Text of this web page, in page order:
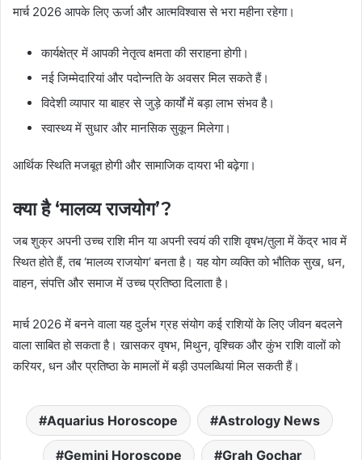
मार्च 2026 आपके लिए ऊर्जा और आत्मविश्वास से भरा महीना रहेगा।
कार्यक्षेत्र में आपकी नेतृत्व क्षमता की सराहना होगी।
नई जिम्मेदारियां और पदोन्नति के अवसर मिल सकते हैं।
विदेशी व्यापार या बाहर से जुड़े कार्यों में बड़ा लाभ संभव है।
स्वास्थ्य में सुधार और मानसिक सुकून मिलेगा।
आर्थिक स्थिति मजबूत होगी और सामाजिक दायरा भी बढ़ेगा।
क्या है ‘मालव्य राजयोग’?
जब शुक्र अपनी उच्च राशि मीन या अपनी स्वयं की राशि वृषभ/तुला में केंद्र भाव में
स्थित होते हैं, तब ‘मालव्य राजयोग’ बनता है। यह योग व्यक्ति को भौतिक सुख, धन,
वाहन, संपत्ति और समाज में उच्च प्रतिष्ठा दिलाता है।
मार्च 2026 में बनने वाला यह दुर्लभ ग्रह संयोग कई राशियों के लिए जीवन बदलने
वाला साबित हो सकता है। खासकर वृषभ, मिथुन, वृश्चिक और कुंभ राशि वालों को
करियर, धन और प्रतिष्ठा के मामलों में बड़ी उपलब्धियां मिल सकती हैं।
Aquarius Horoscope Astrology News
Gemini Horoscope Grah Gochar